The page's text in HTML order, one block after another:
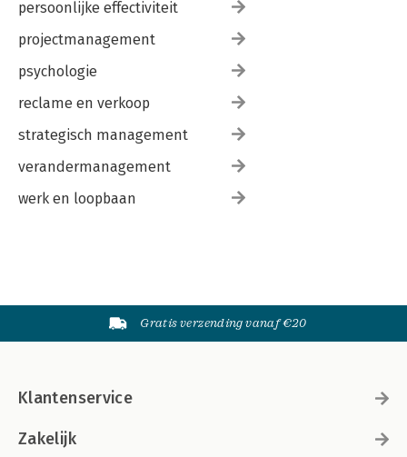
persoonlijke effectiviteit
projectmanagement
psychologie
reclame en verkoop
strategisch management
verandermanagement
werk en loopbaan
Gratis verzending vanaf €20
Klantenservice
Zakelijk